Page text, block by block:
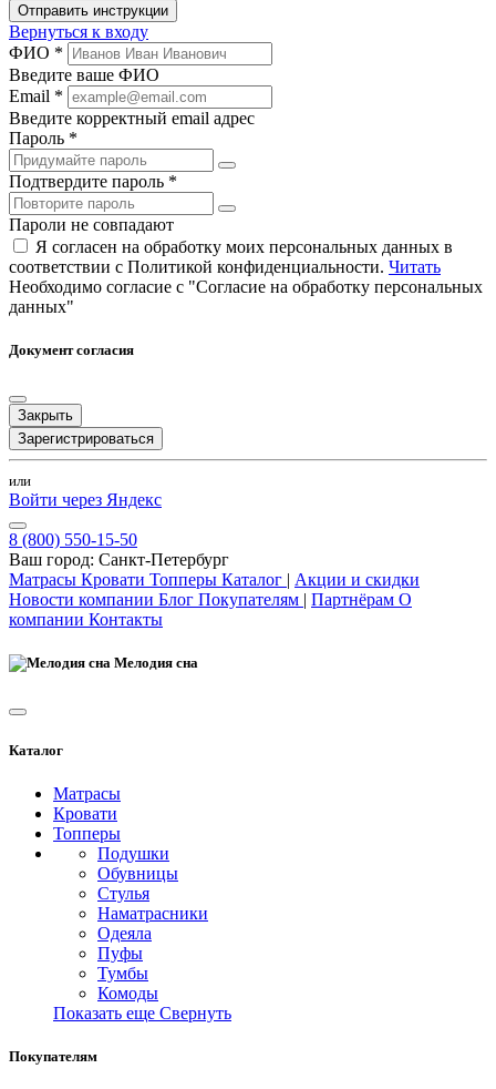
Отправить инструкции
Вернуться к входу
ФИО *
Введите ваше ФИО
Email *
Введите корректный email адрес
Пароль *
Подтвердите пароль *
Пароли не совпадают
Я согласен на обработку моих персональных данных в
соответствии с Политикой конфиденциальности. Читать
Необходимо согласие с "Согласие на обработку персональных
данных"
Документ согласия
Закрыть
Зарегистрироваться
или
Войти через Яндекс
8 (800) 550-15-50
Ваш город: Санкт-Петербург
Матрасы Кровати Топперы Каталог | Акции и скидки
Новости компании Блог Покупателям | Партнёрам О
компании Контакты
Мелодия сна
Каталог
Матрасы
Кровати
Топперы
Подушки
Обувницы
Стулья
Наматрасники
Одеяла
Пуфы
Тумбы
Комоды
Показать еще Свернуть
Покупателям